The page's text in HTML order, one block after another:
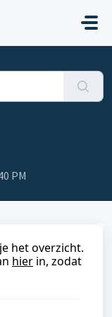
PM
het overzicht.
hier in, zodat